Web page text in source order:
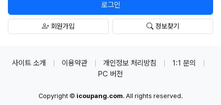
로그인
회원가입 정보찾기
사이트 소개 이용약관 개인정보 처리방침
1:1 문의
PC 버전
Copyright ©icoupang.com. All rights reserved.